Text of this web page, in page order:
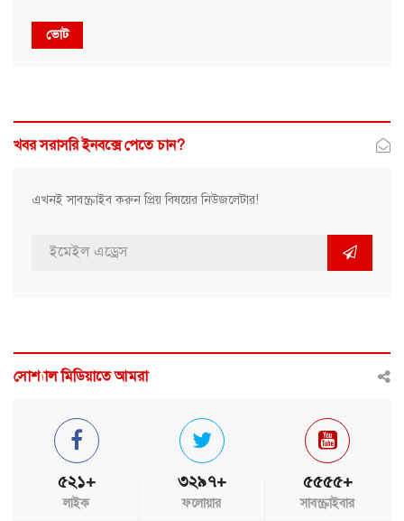
ভোট
খবর সরাসরি ইনবক্সে পেতে চান?
এখনই সাবস্ক্রাইব করুন প্রিয় বিষয়ের নিউজলেটার!
সোশ্যাল মিডিয়াতে আমরা
৫২১+
লাইক
৩২৯৭+
ফলোয়ার
৫৫৫৫+
সাবস্ক্রাইবার